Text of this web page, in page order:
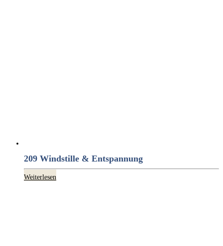
209 Windstille & Entspannung
Weiterlesen